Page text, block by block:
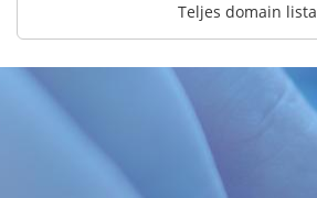
Teljes domain lista